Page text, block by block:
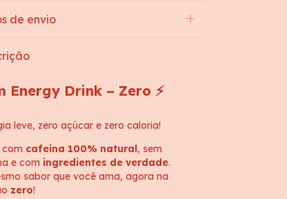
de envio
Energy Drink – Zero ⚡
leve, zero açúcar e zero caloria!
com cafeína 100% natural, sem
e com ingredientes de verdade.
sabor que você ama, agora na
zero!